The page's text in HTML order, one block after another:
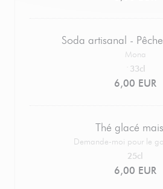
Soda artisanal -
Mona
6,00 EUR
`33cl
Thé glacé
Demande-moi pour le
6,00 EUR
25cl